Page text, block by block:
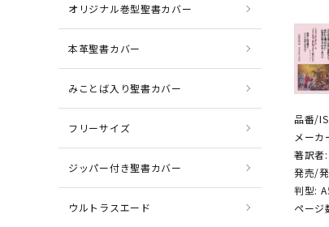
品番/
メー
著訳者
発売/
判型:
ページ
オリジナル巻型聖書カバー
本革聖書カバー
みことば入り聖書カバー
フリーサイズ
ジッパー付き聖書カバー
ウルトラスエード